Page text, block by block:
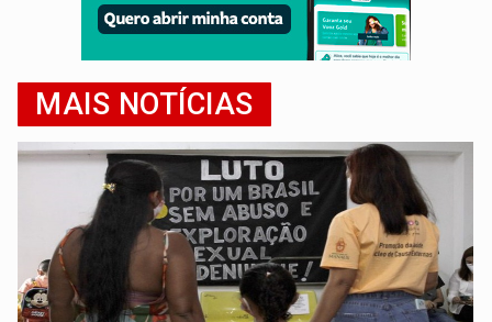
MAIS NOTÍCIAS